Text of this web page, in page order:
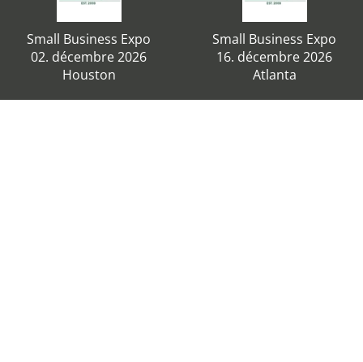
Small Business Expo
02. décembre 2026
Houston
Small Business Expo
16. décembre 2026
Atlanta